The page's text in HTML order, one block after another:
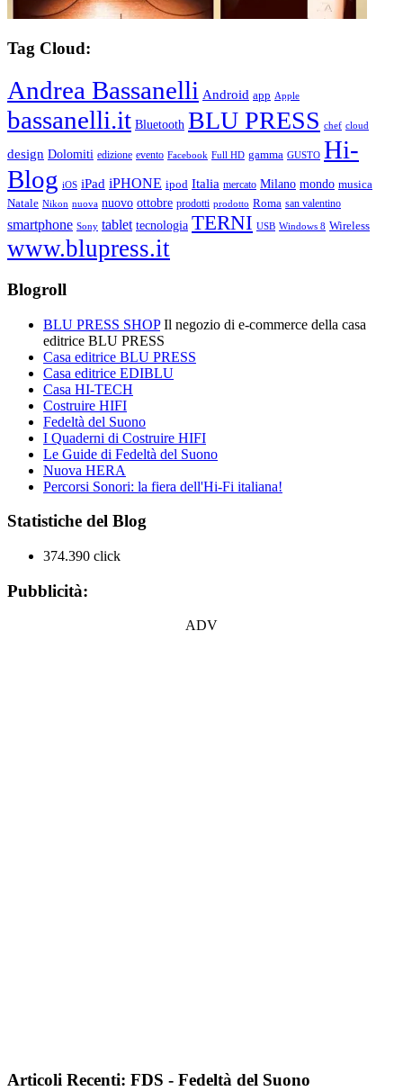
Tag Cloud:
Andrea Bassanelli Android app Apple
bassanelli.it Bluetooth BLU PRESS chef cloud
design Dolomiti edizione evento Facebook Full HD gamma GUSTO Hi-
Blog iOS iPad iPHONE ipod Italia mercato Milano mondo musica
Natale Nikon nuova nuovo ottobre prodotti prodotto Roma san valentino
smartphone Sony tablet tecnologia TERNI USB Windows 8 Wireless
www.blupress.it
Blogroll
BLU PRESS SHOPIl negozio di e-commerce della casa
editrice BLU PRESS
Casa editrice BLU PRESS
Casa editrice EDIBLU
Casa HI-TECH
Costruire HIFI
Fedeltà del Suono
I Quaderni di Costruire HIFI
Le Guide di Fedeltà del Suono
Nuova HERA
Percorsi Sonori: la fiera dell'Hi-Fi italiana!
Statistiche del Blog
374.390 click
Pubblicità:
ADV
Articoli Recenti: FDS - Fedeltà del Suono